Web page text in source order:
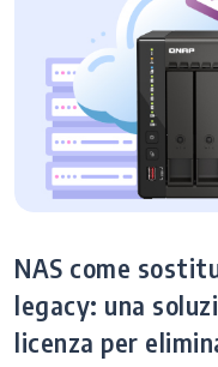
NAS come
legacy: una
licenza per